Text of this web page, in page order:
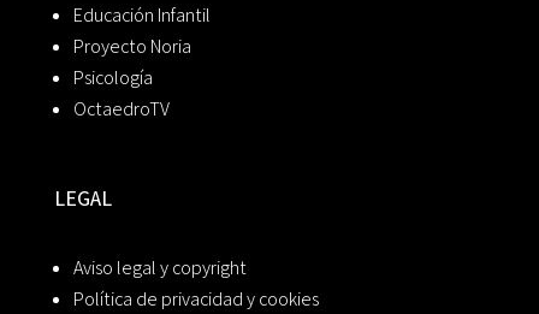
Educación Infantil
Proyecto Noria
Psicología
OctaedroTV
LEGAL
Aviso legal y copyright
Política de privacidad y cookies